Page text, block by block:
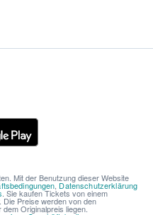
Mit der Benutzung dieser Website
Datenschutzerklärung
. Sie kaufen Tickets von einem
Die Preise werden von den
Originalpreis liegen.